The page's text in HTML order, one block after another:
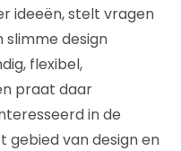
ideeën, stelt vragen
design
flexibel,
praat daar
in de
gebied van design en